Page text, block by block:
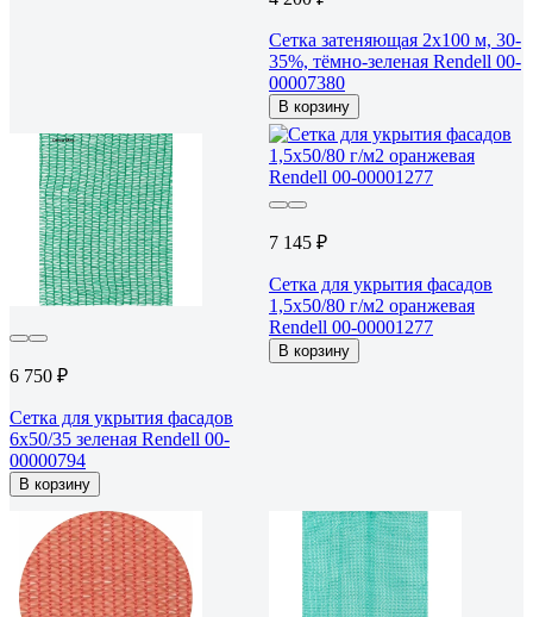
Сетка затеняющая 2x100 м, 30-
35%, тёмно-зеленая Rendell 00-
00007380
В корзину
6 750 ₽
Сетка для укрытия фасадов
6х50/35 зеленая Rendell 00-
00000794
В корзину
7 145 ₽
Сетка для укрытия фасадов
1,5х50/80 г/м2 оранжевая
Rendell 00-00001277
В корзину